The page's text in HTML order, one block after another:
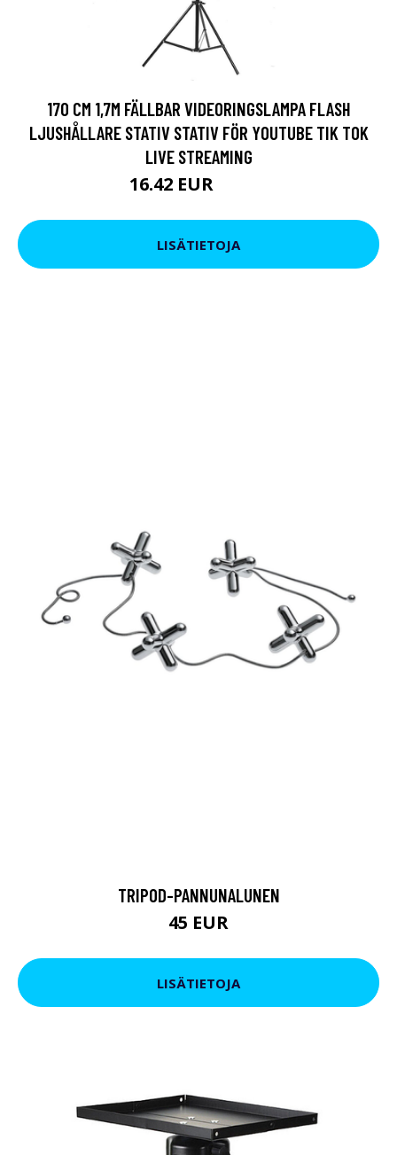
170 CM 1,7M FÄLLBAR VIDEORINGSLAMPA FLASH
LJUSHÅLLARE STATIV STATIV FÖR YOUTUBE TIK TOK
LIVE STREAMING
16.42 EUR
LISÄTIETOJA
TRIPOD-PANNUNALUNEN
45 EUR
LISÄTIETOJA